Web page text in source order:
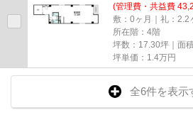
(管理費・共益費
敷：0ヶ月｜礼：2.2
所在階：4階
坪数：17.30坪｜面
坪単価： 1.4万円
全6件を表示